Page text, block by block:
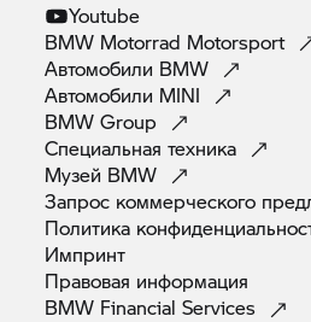
Youtube
BMW Motorrad Motorsport
Автомобили BMW
Автомобили MINI
BMWGroup
Специальнаятехника
Музей BMW
Запрос коммерческого
Политика
Импринт
Правовая информация
BMW FinancialServices